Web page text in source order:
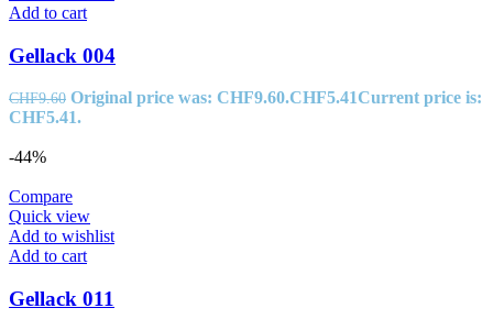
Add to cart
Gellack 004
CHF9.60 Original price was: CHF9.60.CHF5.41Current price is:
CHF5.41.
-44%
Compare
Quick view
Add to wishlist
Add to cart
Gellack 011